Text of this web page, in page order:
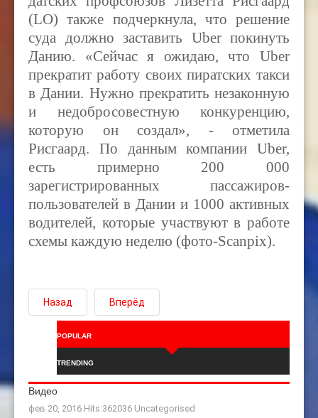
(LO)также подчеркнула, что решение
суда должно заставить Uber покинуть
Данию. «Сейчас я ожидаю, что Uber
прекратит работу своих пиратских такси
в Дании. Нужно прекратить незаконную
и недобросовестную конкуренцию,
которую он создал», - отметила
Рисгаард. По данным компании Uber,
есть примерно 200 000
зарегистрированных пассажиров-
пользователей в Дании и 1000 активных
водителей, которые участвуют в работе
схемы каждую неделю (фото-Scanpix).
Назад Вперёд
POPULAR
TRENDING
Видео
фев 20, 2016 Hits:362036 Uncategorised